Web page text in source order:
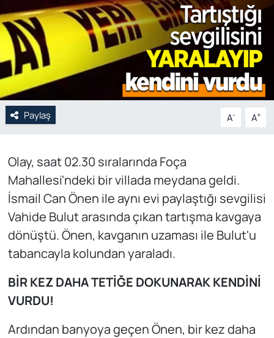
Paylaş A- A+
Olay, saat 02.30 sıralarında Foça
Mahallesi'ndeki bir villada meydana geldi.
İsmail Can Önen ile aynı evi paylaştığı sevgilisi
Vahide Bulut arasında çıkan tartışma kavgaya
dönüştü. Önen, kavganın uzaması ile Bulut'u
tabancayla kolundan yaraladı.
BİR KEZ DAHA TETİĞE DOKUNARAK KENDİNİ
VURDU!
Ardından banyoya geçen Önen, bir kez daha
Gündem
Özel Haber
POLİTİKA
Siyaset
Web Tv
Yerel